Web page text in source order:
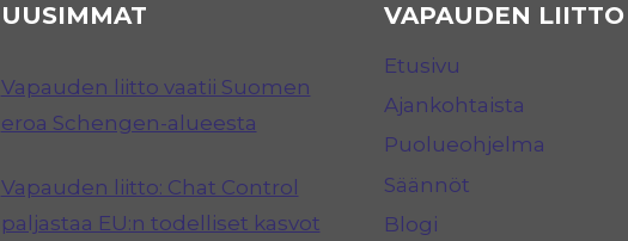
UUSIMMAT
Vapauden liitto vaatii Suomen
eroa Schengen-alueesta
Vapauden liitto: Chat Control
paljastaa EU:n todelliset kasvot
VAPAUDEN LIITTO
Etusivu
Ajankohtaista
Puolueohjelma
Säännöt
Blogi